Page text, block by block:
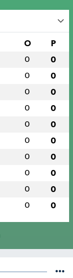
O P
0 0
0 0
0 0
0 0
0 0
0 0
0 0
0 0
0 0
0 0